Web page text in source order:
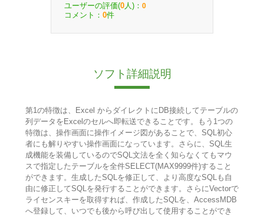
ユーザーの評価(0 人)： 0
コメント： 0件
ソフト詳細説明
第1の特徴は、Excel からダイレクトにDB接続してテーブルの
列データをExcelのセルへ即転送できることです。もう1つの
特徴は、操作画面に操作イメージ図があることで、SQL初心
者にも解りやすい操作画面になっています。さらに、SQL生
成機能を装備しているのでSQL文法を全く知らなくてもマウ
スで指定したテーブルを全件SELECT(MAX9999件)すること
ができます。生成したSQLを修正して、より高度なSQLも自
由に修正してSQLを発行することができます。さらにVectorで
ライセンスキーを取得すれば、作成したSQLを、AccessMDB
へ登録して、いつでも後から呼び出して使用することができ